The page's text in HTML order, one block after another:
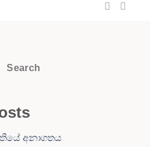
Search
අනාගතය